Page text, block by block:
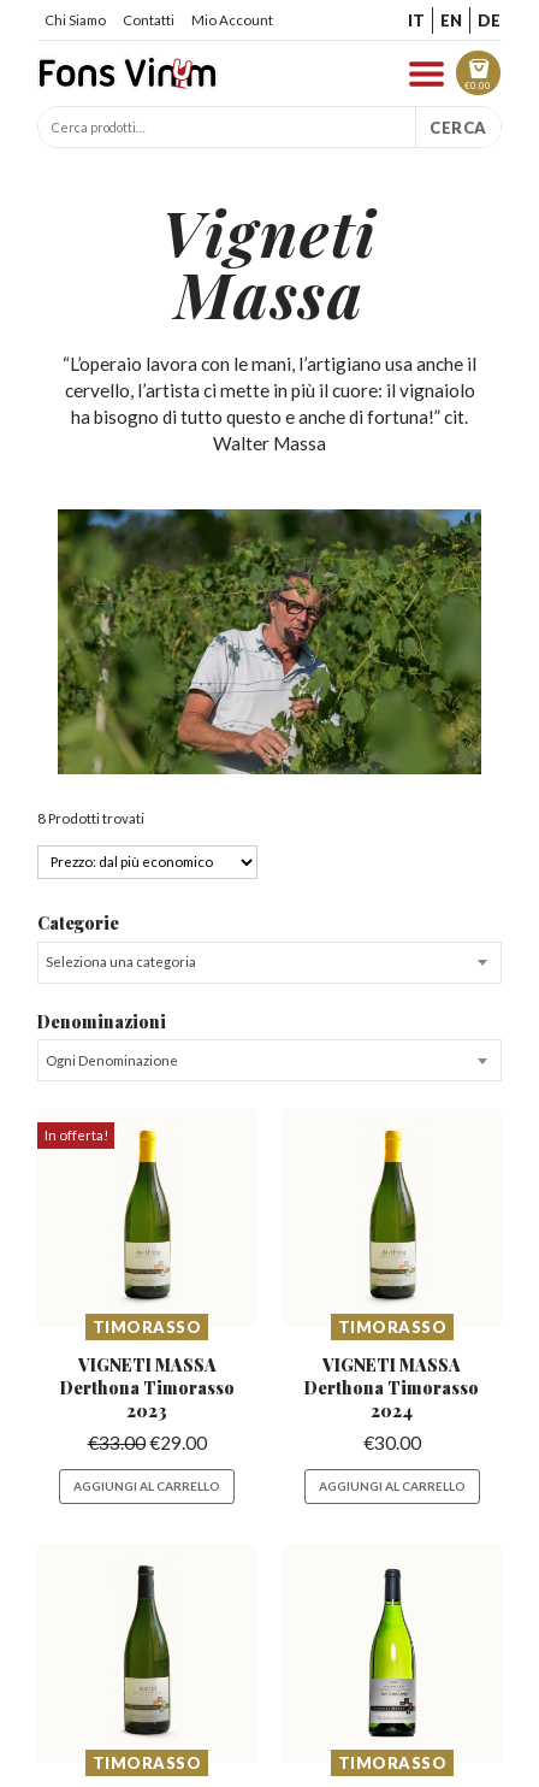
Chi Siamo Contatti Mio Account IT EN DE
€0.00
CERCA
Vigneti
Massa
“L’operaio lavora con le mani, l’artigiano usa anche il
cervello, l’artista ci mette in più il cuore: il vignaiolo
ha bisogno di tutto questo e anche di fortuna!” cit.
Walter Massa
8 Prodotti trovati
Categorie
Seleziona una categoria
Denominazioni
Ogni Denominazione
In offerta!
TIMORASSO
VIGNETI MASSA
Derthona Timorasso
2023
€33.00€29.00
AGGIUNGI AL CARRELLO
TIMORASSO
VIGNETI MASSA
Derthona Timorasso
2024
€30.00
AGGIUNGI AL CARRELLO
TIMORASSO TIMORASSO